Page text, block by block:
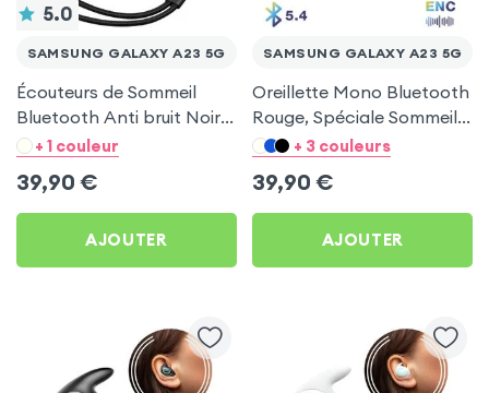
5.0
SAMSUNG GALAXY A23 5G
Écouteurs de Sommeil
Bluetooth Anti bruit Noir
pour Samsung Galaxy A23
+ 1 couleur
39,90 €
AJOUTER
SAMSUNG GALAXY A23 5G
Oreillette Mono Bluetooth
Rouge, Spéciale Sommeil
pour Samsung Galaxy A23
+ 3 couleurs
39,90 €
AJOUTER